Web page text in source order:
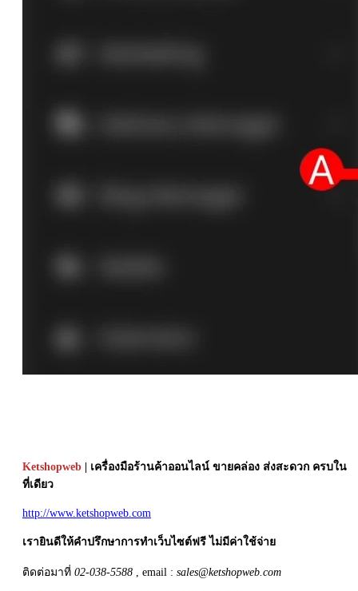
Ketshopweb | เครื่องมือร้านค้าออนไลน์ ขายคล่อง ส่งสะดวก ครบใน
ที่เดียว
http://www.ketshopweb.com
เรายินดีให้คำปรึกษาการทำเว็บไซต์ฟรี ไม่มีค่าใช้จ่าย
ติดต่อมาที่ 02-038-5588 , email : sales@ketshopweb.com